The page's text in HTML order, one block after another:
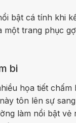
bật cá tính khi
trang phục
bi
họa tiết
tôn lên sự
làm nổi bật